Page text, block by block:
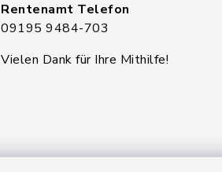
Rentenamt Telefon
09195 9484-703
Vielen Dank für Ihre Mithilfe!